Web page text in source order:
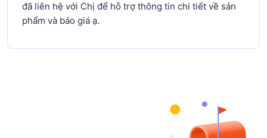
đã liên hệ với Chị để hỗ trợ thông tin chi tiết về sản
phẩm và báo giá ạ.